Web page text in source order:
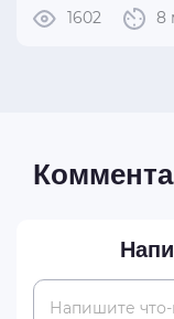
1602 8
Напишите